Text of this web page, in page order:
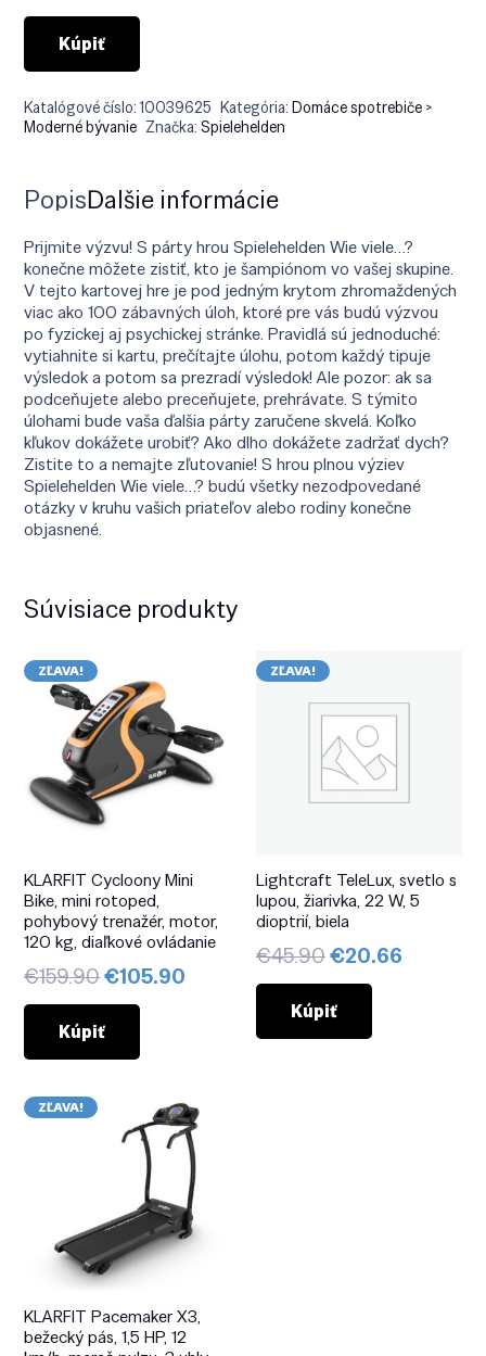
Kúpiť
Katalógové číslo:10039625 Kategória:Domáce spotrebiče >
Moderné bývanie Značka:Spielehelden
PopisĎalšie informácie
Prijmite výzvu! S párty hrou Spielehelden Wie viele…?
konečne môžete zistiť, kto je šampiónom vo vašej skupine.
V tejto kartovej hre je pod jedným krytom zhromaždených
viac ako 100 zábavných úloh, ktoré pre vás budú výzvou
po fyzickej aj psychickej stránke. Pravidlá sú jednoduché:
vytiahnite si kartu, prečítajte úlohu, potom každý tipuje
výsledok a potom sa prezradí výsledok! Ale pozor: ak sa
podceňujete alebo preceňujete, prehrávate. S týmito
úlohami bude vaša ďalšia párty zaručene skvelá. Koľko
kľukov dokážete urobiť? Ako dlho dokážete zadržať dych?
Zistite to a nemajte zľutovanie! S hrou plnou výziev
Spielehelden Wie viele…? budú všetky nezodpovedané
otázky v kruhu vašich priateľov alebo rodiny konečne
objasnené.
Súvisiace produkty
ZĽAVA!
KLARFIT Cycloony Mini
Bike, mini rotoped,
pohybový trenažér, motor,
120 kg, diaľkové ovládanie
€159.90Pôvodná
cena
bola:
€159.90.
€105.90
Kúpiť
ZĽAVA!
Lightcraft TeleLux, svetlo s
lupou, žiarivka, 22 W, 5
dioptrií, biela
€45.90Pôvodná
cena
bola:
€45.90.
€20.66
Kúpiť
ZĽAVA!
KLARFIT Pacemaker X3,
bežecký pás, 1,5 HP, 12